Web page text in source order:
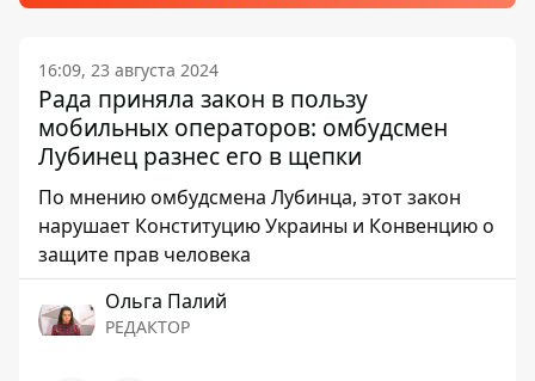
16:09, 23 августа 2024
Рада приняла закон в пользу
мобильных операторов: омбудсмен
Лубинец разнес его в щепки
По мнению омбудсмена Лубинца, этот закон
нарушает Конституцию Украины и Конвенцию о
защите прав человека
Ольга Палий
РЕДАКТОР